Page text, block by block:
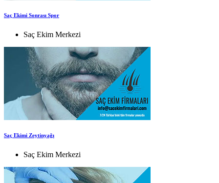
Saç Ekimi Sonrası Spor
Saç Ekim Merkezi
Saç Ekimi Zeytinyağı
Saç Ekim Merkezi